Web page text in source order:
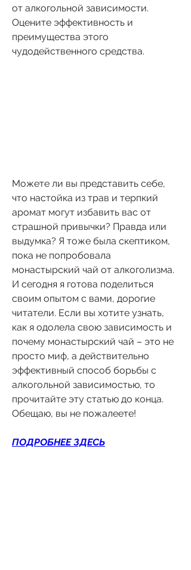
от алкогольной зависимости.
Оцените эффективность и
преимущества этого
чудодейственного средства.
Можете ли вы представить себе,
что настойка из трав и терпкий
аромат могут избавить вас от
страшной привычки? Правда или
выдумка? Я тоже была скептиком,
пока не попробовала
монастырский чай от алкоголизма.
И сегодня я готова поделиться
своим опытом с вами, дорогие
читатели. Если вы хотите узнать,
как я одолела свою зависимость и
почему монастырский чай – это не
просто миф, а действительно
эффективный способ борьбы с
алкогольной зависимостью, то
прочитайте эту статью до конца.
Обещаю, вы не пожалеете!
ПОДРОБНЕЕ ЗДЕСЬ